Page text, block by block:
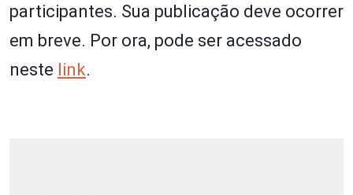
participantes. Sua publicação deve ocorrer
em breve. Por ora, pode ser acessado
neste link.